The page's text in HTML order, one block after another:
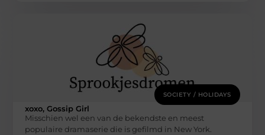
SOCIETY / HOLIDAYS
xoxo, Gossip Girl
Misschien wel een van de bekendste en meest
populaire dramaserie die is gefilmd in New York.